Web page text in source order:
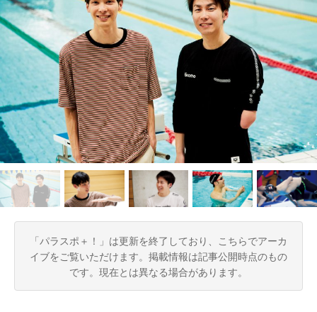
「パラスポ＋！」は更新を終了しており、こちらでアーカ
イブをご覧いただけます。 掲載情報は記事公開時点のもの
です。現在とは異なる場合があります。